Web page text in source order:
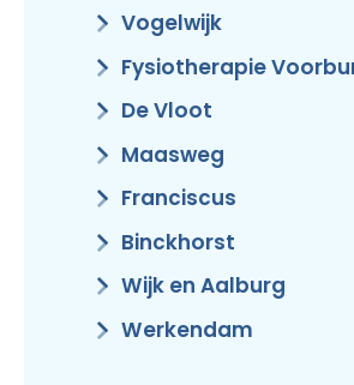
Vogelwijk
Fysiotherapie
De Vloot
Maasweg
Franciscus
Binckhorst
Wijk en Aalburg
Werkendam